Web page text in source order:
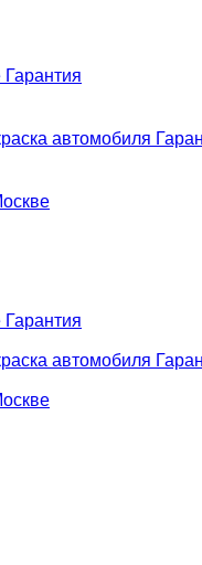
Гарантия
автомобиля
Гарантия
автомобиля